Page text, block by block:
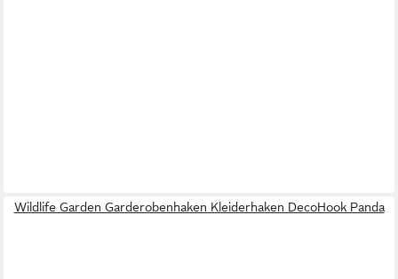
Wildlife Garden Garderobenhaken Kleiderhaken DecoHook Panda